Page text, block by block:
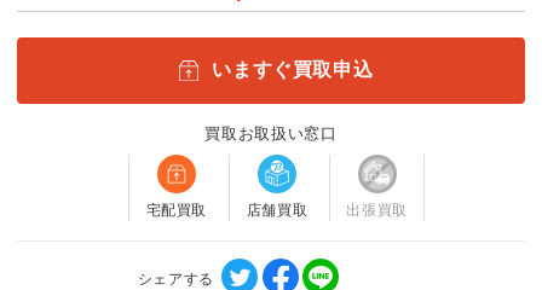
いますぐ買取申込
買取お取扱い窓口
宅配買取 店舗買取 出張買取
シェアする